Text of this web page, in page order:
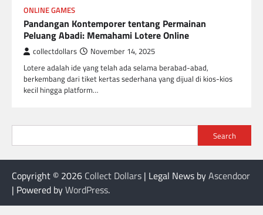
ONLINE GAMES
Pandangan Kontemporer tentang Permainan
Peluang Abadi: Memahami Lotere Online
collectdollars November 14, 2025
Lotere adalah ide yang telah ada selama berabad-abad,
berkembang dari tiket kertas sederhana yang dijual di kios-kios
kecil hingga platform…
Search
Copyright © 2026 Collect Dollars | Legal News byAscendoor
| Powered byWordPress.